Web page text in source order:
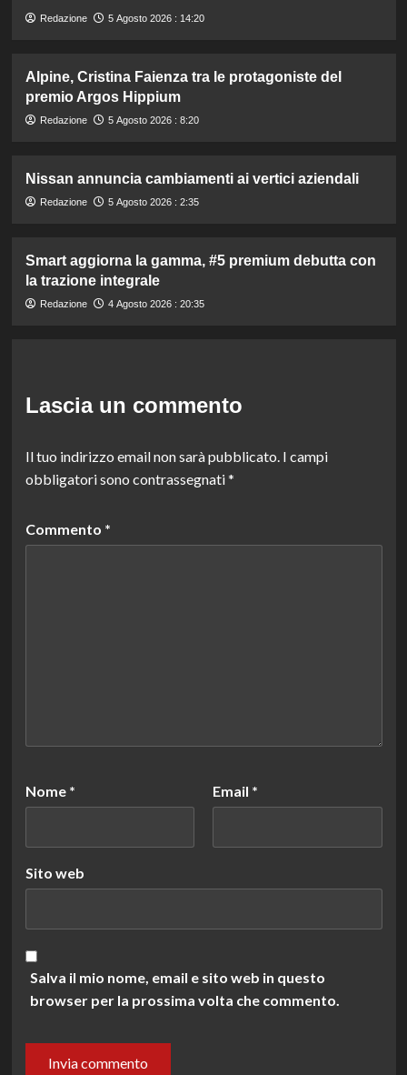
Redazione 5 Agosto 2026 : 14:20
Alpine, Cristina Faienza tra le protagoniste del
premio Argos Hippium
Redazione 5 Agosto 2026 : 8:20
Nissan annuncia cambiamenti ai vertici aziendali
Redazione 5 Agosto 2026 : 2:35
Smart aggiorna la gamma, #5 premium debutta con
la trazione integrale
Redazione 4 Agosto 2026 : 20:35
Lascia un commento
Il tuo indirizzo email non sarà pubblicato. I campi
obbligatori sono contrassegnati*
Commento *
Nome * Email *
Sito web
Salva il mio nome, email e sito web in questo
browser per la prossima volta che commento.